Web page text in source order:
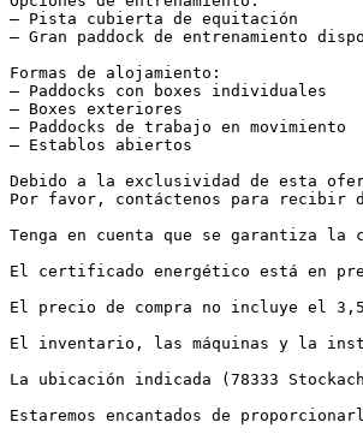
– Pista cubierta de equitación
– Gran paddock de entrenamiento
Formas de alojamiento:
– Paddocks con boxes individuales
– Boxes exteriores
– Paddocks de trabajo en movimiento
– Establos abiertos
Debido a la exclusividad de esta
Por favor, contáctenos para recibir
Tenga en cuenta que se garantiza
El certificado energético está en
El precio de compra no incluye el
El inventario, las máquinas y la
La ubicación indicada (78333
Estaremos encantados de